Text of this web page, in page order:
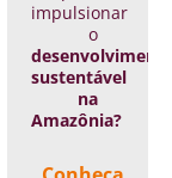
impulsionar
o
sustentável
na
Amazônia?